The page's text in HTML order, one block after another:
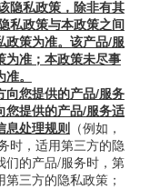
隐私政策，除非有其
私政策与本政策之间
政策为准。该产品/服
为准；本政策未尽事
。
向您提供的产品/服务
您提供的产品/服务适
息处理规则（例如，
时，适用第三方的隐
们的产品/服务时，第
三方的隐私政策；